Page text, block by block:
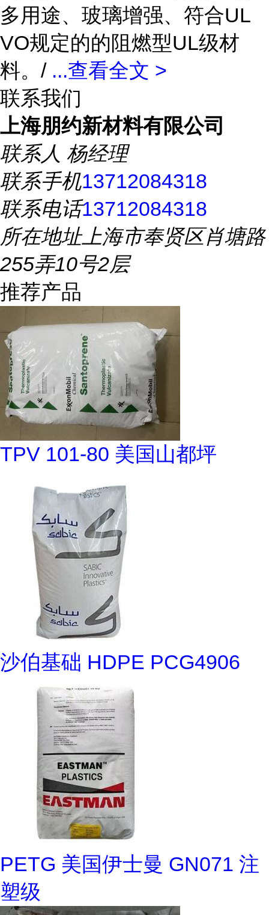
多用途、玻璃增强、符合UL
VO规定的的阻燃型UL级材
料。/ ...查看全文 >
联系我们
上海朋约新材料有限公司
联系人 杨经理
联系手机13712084318
联系电话13712084318
所在地址上海市奉贤区肖塘路
255弄10号2层
推荐产品
TPV 101-80 美国山都坪
沙伯基础 HDPE PCG4906
PETG 美国伊士曼 GN071 注
塑级